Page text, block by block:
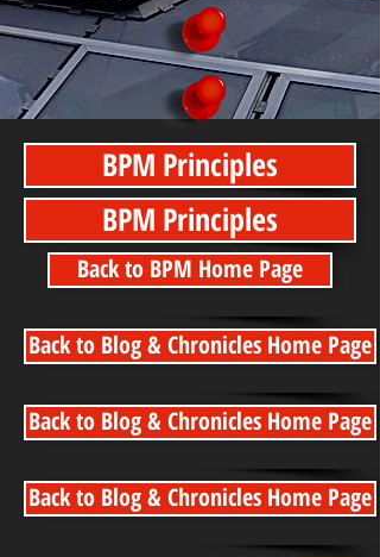
BPM Principles
BPM Principles
Back to BPM Home Page
Back to Blog & Chronicles Home Page
Back to Blog & Chronicles Home Page
Back to Blog & Chronicles Home Page